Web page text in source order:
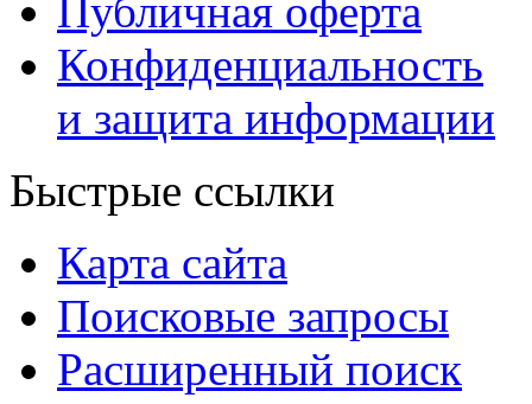
Публичная оферта
Конфиденциальность
и защита информации
Быстрые ссылки
Карта сайта
Поисковые запросы
Расширенный поиск